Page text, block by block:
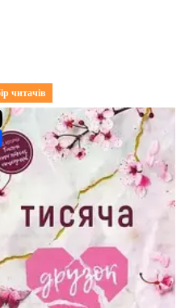
читачів